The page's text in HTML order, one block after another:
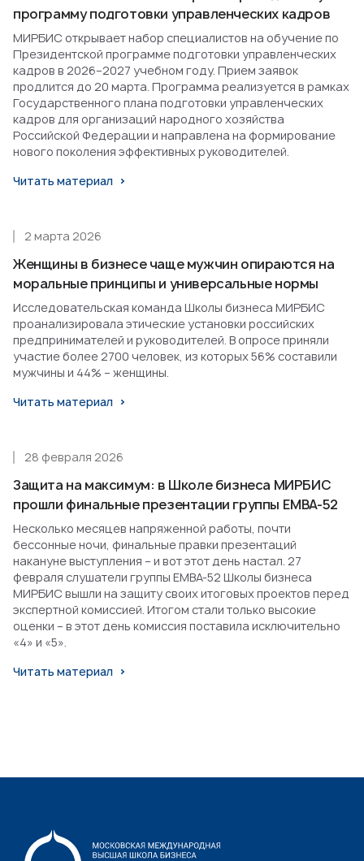
программу подготовки управленческих кадров
МИРБИС открывает набор специалистов на обучение по
Президентской программе подготовки управленческих
кадров в 2026–2027 учебном году. Прием заявок
продлится до 20 марта. Программа реализуется в рамках
Государственного плана подготовки управленческих
кадров для организаций народного хозяйства
Российской Федерации и направлена на формирование
нового поколения эффективных руководителей.
Читать материал
Женщины в бизнесе чаще мужчин опираются на
моральные принципы и универсальные нормы
2 марта 2026
Исследовательская команда Школы бизнеса МИРБИС
проанализировала этические установки российских
предпринимателей и руководителей. В опросе приняли
участие более 2700 человек, из которых 56% составили
мужчины и 44% – женщины.
Читать материал
Защита на максимум: в Школе бизнеса МИРБИС
прошли финальные презентации группы EMBA-52
28 февраля 2026
Несколько месяцев напряженной работы, почти
бессонные ночи, финальные правки презентаций
накануне выступления – и вот этот день настал. 27
февраля слушатели группы EMBA-52 Школы бизнеса
МИРБИС вышли на защиту своих итоговых проектов перед
экспертной комиссией. Итогом стали только высокие
оценки – в этот день комиссия поставила исключительно
«4» и «5».
Читать материал